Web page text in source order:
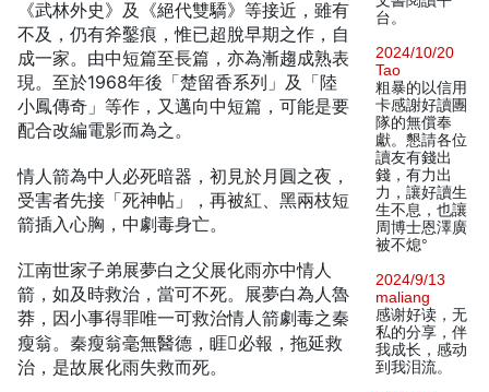
《武林外史》及《絕代雙驕》等接近，雖有
不及，仍有斧鑿痕，惟已超脫早期之作，自
成一家。由中短篇至長篇，亦為漸趨成熟表
現。至於1968年後「楚留香系列」及「陸
小鳳傳奇」等作，又邁向中短篇，可能是要
配合改編電影而為之。
情人箭為中人必死暗器，初見於月圓之夜，
受害者先接「死神帖」，再被紅、黑兩枝短
箭插入心胸，中劇毒身亡。
江南世家子弟展夢白之父展化雨亦中情人
箭，如及時救治，當可不死。展夢白為人魯
莽，因小事得罪唯一可救治情人箭劇毒之秦
瘦翁。秦瘦翁毫無醫德，睚必報，拖延救
治，是故展化雨失救而死。
台。
2024/10/20
Tao
粗暴的以信用
卡感謝好讀團
隊的無償奉
獻。懇請各位
讀友有錢出
錢，有力出
力，讓好讀生
生不息，也讓
周博士恩澤廣
被不熄°
2024/9/13
maliang
感谢好读，无
私的分享，伴
我成长，感动
到我泪流。